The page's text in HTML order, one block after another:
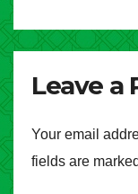
Leave a
Your email
fields are marked